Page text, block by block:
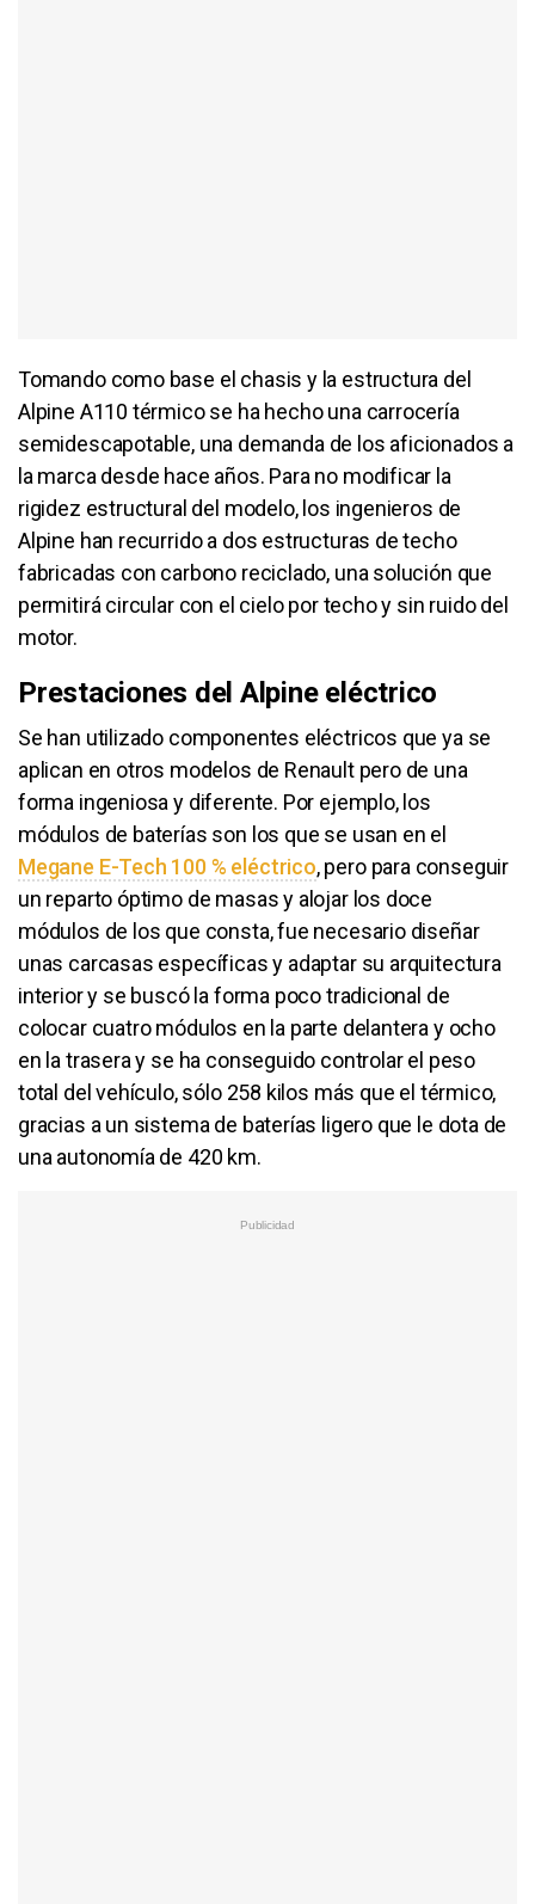
Tomando como base el chasis y la estructura del
Alpine A110 térmico se ha hecho una carrocería
semidescapotable, una demanda de los aficionados a
la marca desde hace años. Para no modificar la
rigidez estructural del modelo, los ingenieros de
Alpine han recurrido a dos estructuras de techo
fabricadas con carbono reciclado, una solución que
permitirá circular con el cielo por techo y sin ruido del
motor.
Prestaciones del Alpine eléctrico
Se han utilizado componentes eléctricos que ya se
aplican en otros modelos de Renault pero de una
forma ingeniosa y diferente. Por ejemplo, los
módulos de baterías son los que se usan en el
Megane E-Tech 100 % eléctrico, pero para conseguir
un reparto óptimo de masas y alojar los doce
módulos de los que consta, fue necesario diseñar
unas carcasas específicas y adaptar su arquitectura
interior y se buscó la forma poco tradicional de
colocar cuatro módulos en la parte delantera y ocho
en la trasera y se ha conseguido controlar el peso
total del vehículo, sólo 258 kilos más que el térmico,
gracias a un sistema de baterías ligero que le dota de
una autonomía de 420 km.